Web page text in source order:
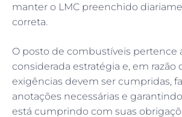
manter o LMC preenchido
correta.
O posto de combustíveis pertence
considerada estratégia e, em razão
exigências devem ser cumpridas,
anotações necessárias e
está cumprindo com suas